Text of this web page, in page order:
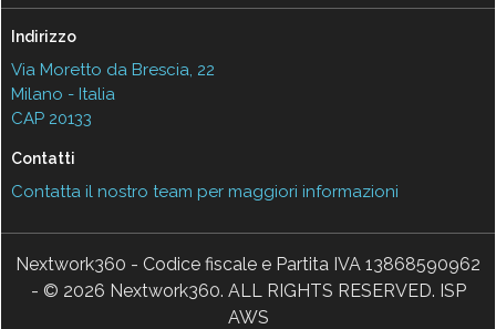
Indirizzo
Via Moretto da Brescia, 22
Milano - Italia
CAP 20133
Contatti
Contatta il nostro team per maggiori informazioni
Nextwork360 - Codice fiscale e Partita IVA 13868590962
- © 2026 Nextwork360. ALL RIGHTS RESERVED. ISP
AWS